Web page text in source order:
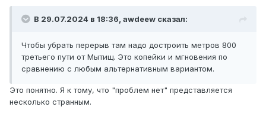
В 29.07.2024 в 18:36, awdeew сказал:
Чтобы убрать перерыв там надо достроить метров 800
третьего пути от Мытищ. Это копейки и мгновения по
сравнению с любым альтернативным вариантом.
Это понятно. Я к тому, что "проблем нет" представляется
несколько странным.